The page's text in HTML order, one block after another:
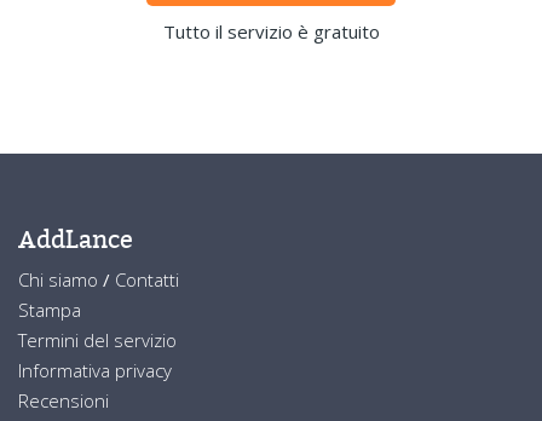
Tutto il servizio è gratuito
AddLance
Chi siamo / Contatti
Stampa
Termini del servizio
Informativa privacy
Recensioni